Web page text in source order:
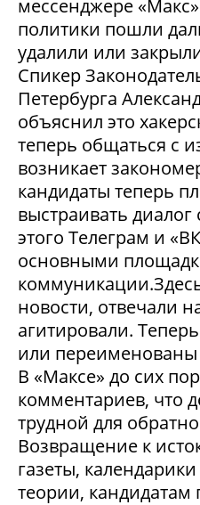
мессенджере
политики пошли
удалили или
Спикер
Петербурга
объяснил это
теперь общаться с
возникает
кандидаты теперь
выстраивать
этого Телеграм и
основными
новости, отвечали
агитировали.
или переименованы
В «Максе» до сих
комментариев, что
трудной для
Возвращение к
газеты,
теории, кандидатам